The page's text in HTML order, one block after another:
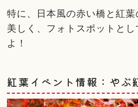
特に、日本風の赤い橋と紅
美しく、フォトスポットと
よ！
紅葉イベント情報：やぶ